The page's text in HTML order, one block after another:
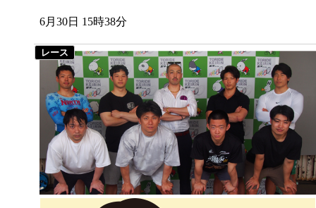
6月30日 15時38分